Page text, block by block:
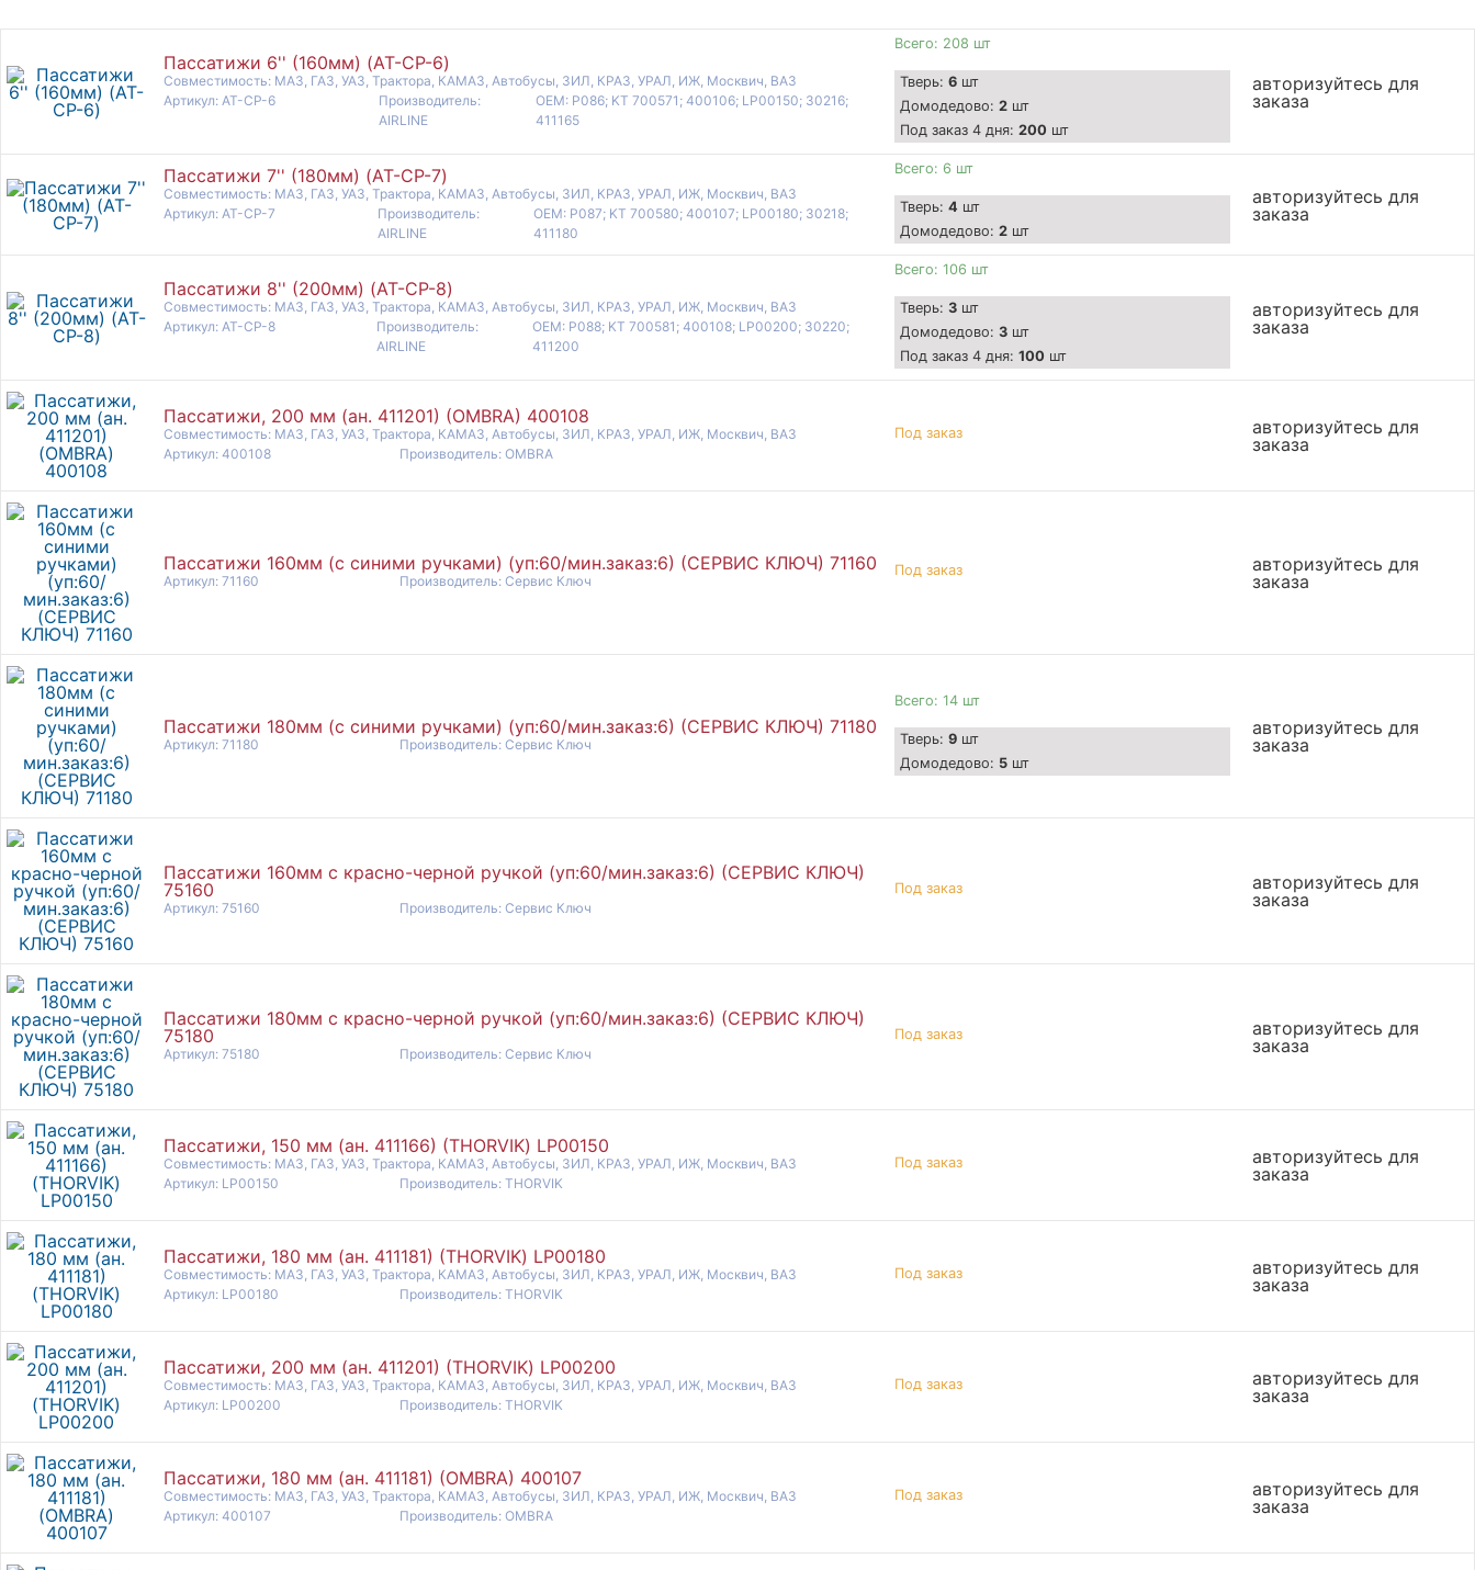
Пассатижи 6'' (160мм) (AT-CP-6)
Совместимость: МАЗ, ГАЗ, УАЗ, Трактора, КАМАЗ, Автобусы, ЗИЛ, КРАЗ, УРАЛ, ИЖ, Москвич, ВАЗ
Артикул: AT-CP-6
Производитель:
AIRLINE
OEM: P086; KT 700571; 400106; LP00150; 30216;
411165
Всего: 208 шт
Тверь: 6шт
Домодедово: 2шт
Под заказ 4 дня: 200 шт
авторизуйтесь для
заказа
Пассатижи 7'' (180мм) (AT-CP-7)
Совместимость: МАЗ, ГАЗ, УАЗ, Трактора, КАМАЗ, Автобусы, ЗИЛ, КРАЗ, УРАЛ, ИЖ, Москвич, ВАЗ
Артикул: AT-CP-7
Производитель:
AIRLINE
OEM: P087; KT 700580; 400107; LP00180; 30218;
411180
Всего: 6 шт
Тверь: 4 шт
Домодедово: 2шт
авторизуйтесь для
заказа
Пассатижи 8'' (200мм) (AT-CP-8)
Совместимость: МАЗ, ГАЗ, УАЗ, Трактора, КАМАЗ, Автобусы, ЗИЛ, КРАЗ, УРАЛ, ИЖ, Москвич, ВАЗ
Артикул: AT-CP-8
Производитель:
AIRLINE
OEM: P088; KT 700581; 400108; LP00200; 30220;
411200
Всего: 106 шт
Тверь: 3шт
Домодедово: 3шт
Под заказ 4 дня: 100 шт
авторизуйтесь для
заказа
Пассатижи, 200 мм (ан. 411201) (OMBRA) 400108
Совместимость: МАЗ, ГАЗ, УАЗ, Трактора, КАМАЗ, Автобусы, ЗИЛ, КРАЗ, УРАЛ, ИЖ, Москвич, ВАЗ
Артикул: 400108
Производитель: OMBRA
Под заказ
авторизуйтесь для
заказа
Пассатижи 160мм (с синими ручками) (уп:60/мин.заказ:6) (СЕРВИС КЛЮЧ) 71160
Артикул: 71160 Производитель: Сервис Ключ
Под заказ
авторизуйтесь для
заказа
Пассатижи 180мм (с синими ручками) (уп:60/мин.заказ:6) (СЕРВИС КЛЮЧ) 71180
Артикул: 71180 Производитель: Сервис Ключ
Всего: 14 шт
Тверь: 9шт
Домодедово: 5шт
авторизуйтесь для
заказа
Пассатижи 160мм с красно-черной ручкой (уп:60/мин.заказ:6) (СЕРВИС КЛЮЧ)
75160
Артикул: 75160 Производитель: Сервис Ключ
Под заказ
авторизуйтесь для
заказа
Пассатижи 180мм с красно-черной ручкой (уп:60/мин.заказ:6) (СЕРВИС КЛЮЧ)
75180
Артикул: 75180 Производитель: Сервис Ключ
Под заказ
авторизуйтесь для
заказа
Пассатижи, 150 мм (ан. 411166) (THORVIK) LP00150
Совместимость: МАЗ, ГАЗ, УАЗ, Трактора, КАМАЗ, Автобусы, ЗИЛ, КРАЗ, УРАЛ, ИЖ, Москвич, ВАЗ
Артикул: LP00150
Производитель: THORVIK
Под заказ
авторизуйтесь для
заказа
Пассатижи, 180 мм (ан. 411181) (THORVIK) LP00180
Совместимость: МАЗ, ГАЗ, УАЗ, Трактора, КАМАЗ, Автобусы, ЗИЛ, КРАЗ, УРАЛ, ИЖ, Москвич, ВАЗ
Артикул: LP00180
Производитель: THORVIK
Под заказ
авторизуйтесь для
заказа
Пассатижи, 200 мм (ан. 411201) (THORVIK) LP00200
Совместимость: МАЗ, ГАЗ, УАЗ, Трактора, КАМАЗ, Автобусы, ЗИЛ, КРАЗ, УРАЛ, ИЖ, Москвич, ВАЗ
Артикул: LP00200
Производитель: THORVIK
Под заказ
авторизуйтесь для
заказа
Пассатижи, 180 мм (ан. 411181) (OMBRA) 400107
Совместимость: МАЗ, ГАЗ, УАЗ, Трактора, КАМАЗ, Автобусы, ЗИЛ, КРАЗ, УРАЛ, ИЖ, Москвич, ВАЗ
Артикул: 400107
Производитель: OMBRA
Под заказ
авторизуйтесь для
заказа